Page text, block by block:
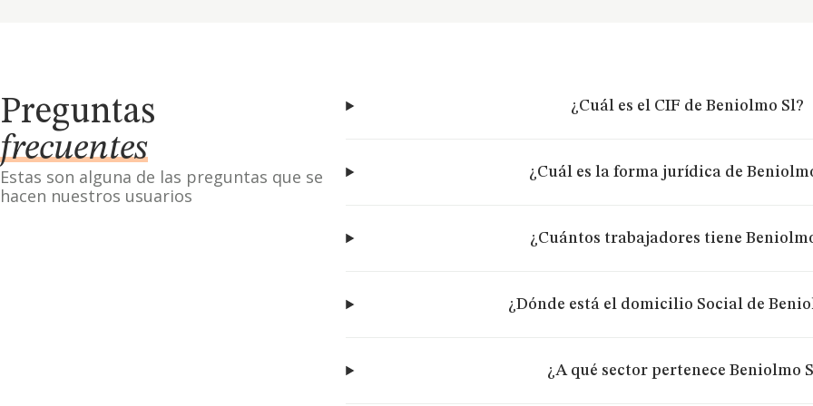
Preguntas
frecuentes
Estas son alguna de las preguntas que se
hacen nuestros usuarios
¿Cuál es el CIF de Beniolmo Sl?
¿Cuál es la forma jurídica de
¿Cuántos trabajadores tiene
¿Dónde está el domicilio Social de
¿A qué sector pertenece Beniolmo